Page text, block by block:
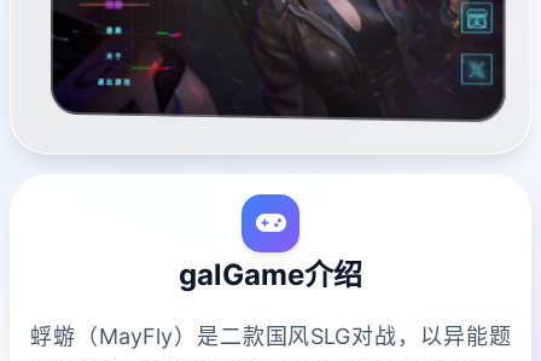
galGame介绍
蜉蝣（MayFly）是二款国风SLG对战，以异能题